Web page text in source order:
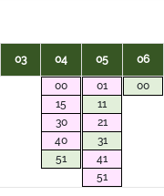
03 04 05 06
00
15
30
40
51
01
11
21
31
41
51
00